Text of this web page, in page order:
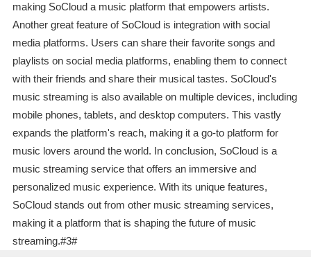
making SoCloud a music platform that empowers artists.
Another great feature of SoCloud is integration with social
media platforms. Users can share their favorite songs and
playlists on social media platforms, enabling them to connect
with their friends and share their musical tastes. SoCloud's
music streaming is also available on multiple devices, including
mobile phones, tablets, and desktop computers. This vastly
expands the platform's reach, making it a go-to platform for
music lovers around the world. In conclusion, SoCloud is a
music streaming service that offers an immersive and
personalized music experience. With its unique features,
SoCloud stands out from other music streaming services,
making it a platform that is shaping the future of music
streaming.#3#